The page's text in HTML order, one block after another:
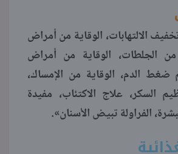
الالتهابات، الوقاية من أمراض
من الجلطات، الوقاية من أمراض
ضغط الدم، الوقاية من الإمساك،
السكر، علاج الاكتئاب، مفيدة
الفراولة تبيض الأسنان».